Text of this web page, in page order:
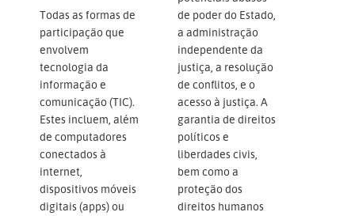
Todas as formas de
participação que
envolvem
tecnologia da
informação e
comunicação (TIC).
Estes incluem, além
de computadores
conectados à
internet,
dispositivos móveis
digitais (apps) ou
de poder do Estado,
a administração
independente da
justiça, a resolução
de conflitos, e o
acesso à justiça. A
garantia de direitos
políticos e
liberdades civis,
bem como a
proteção dos
direitos humanos